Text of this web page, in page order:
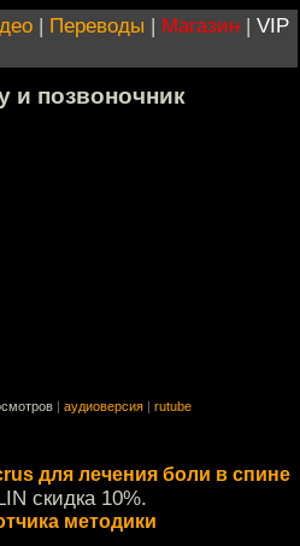
| Переводы | Магазин | VIP
и позвоночник
аудиоверсия rutube
для лечения боли в спине
скидка 10%.
методики